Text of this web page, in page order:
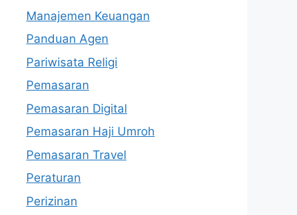
Manajemen Keuangan
Panduan Agen
Pariwisata Religi
Pemasaran
Pemasaran Digital
Pemasaran Haji Umroh
Pemasaran Travel
Peraturan
Perizinan